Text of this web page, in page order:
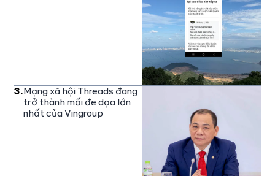
3.Mạng xã hội Threads đang
trở thành mối đe dọa lớn
nhất của Vingroup